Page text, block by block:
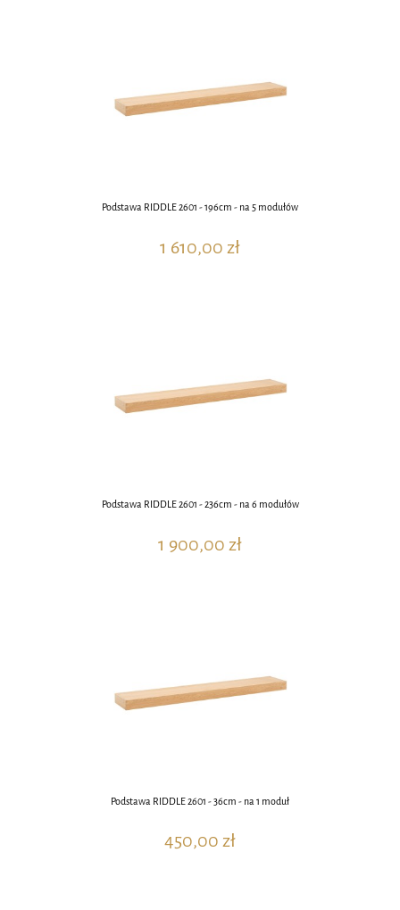
Podstawa RIDDLE 2601 - 196cm - na 5 modułów
1 610,00 zł
Podstawa RIDDLE 2601 - 236cm - na 6 modułów
1 900,00 zł
Podstawa RIDDLE 2601 - 36cm - na 1 moduł
450,00 zł